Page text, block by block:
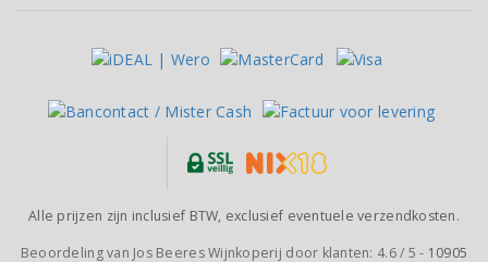
Alle prijzen zijn inclusief BTW, exclusief eventuele verzendkosten.
Beoordeling van Jos Beeres Wijnkoperij door klanten: 4.6/ 5 - 10905